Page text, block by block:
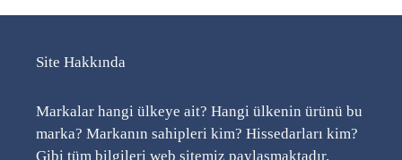
Site Hakkında
Markalar hangi ülkeye ait? Hangi ülkenin ürünü bu
marka? Markanın sahipleri kim? Hissedarları kim?
Gibi tüm bilgileri web sitemiz paylaşmaktadır.